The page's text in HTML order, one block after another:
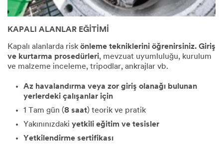
KAPALI ALANLAR EĞİTİMİ
Kapalı alanlarda risk önleme tekniklerini öğrenirsiniz. Giriş
ve kurtarma prosedürleri, mevzuat uyumluluğu, kurulum
ve malzeme inceleme, tripodlar, ankrajlar vb.
Az havalandırma veya zor giriş olanağı bulunan
yerlerdeki çalışanlar için
1 Tam gün (8 saat) teorik ve pratik
Yakınınızdaki yetkili eğitim ve tesisler
Yetkilendirme sertifikası